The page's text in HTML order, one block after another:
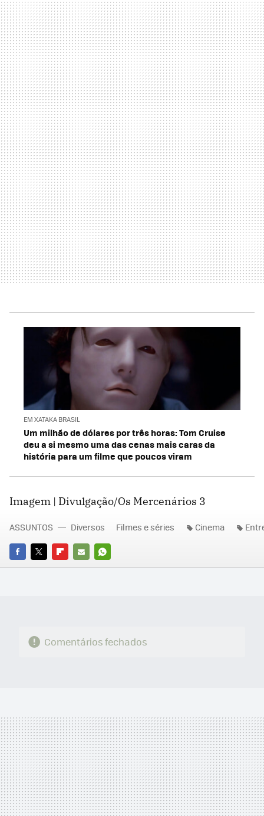
EM XATAKA BRASIL
Um milhão de dólares por três horas: Tom Cruise
deu a si mesmo uma das cenas mais caras da
história para um filme que poucos viram
Imagem | Divulgação/Os Mercenários 3
FACEBOOK
TWITTERFLIPBOARD
E-
WHATSAPP
ASSUNTOS Diversos Filmes e séries Cinema
Comentários fechados